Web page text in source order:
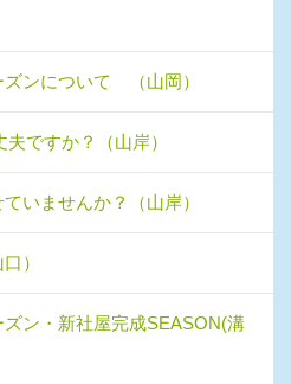
ズンについて （山岡）
夫ですか？（山岸）
いませんか？（山岸）
）
ン・新社屋完成SEASON(溝